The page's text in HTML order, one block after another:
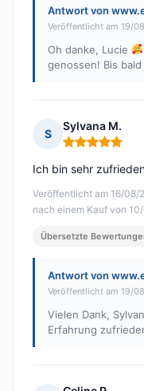
Antwort von
Veröffentlicht am 19/
Oh danke, Lucie
genossen! Bis bald
S
Sylvana M.
Hinweis: 5 von
Veröffentlicht am 16/08/
nach einem Kauf von
Ich bin sehr
Übersetzte
Antwort von
Veröffentlicht am 19/
Vielen Dank,
Erfahrung